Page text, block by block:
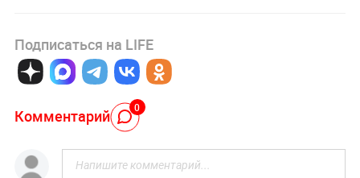
Подписаться на LIFE
Комментарий 0